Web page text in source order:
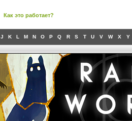
Как это работает?
J K L M N O P Q R S T U V W X Y